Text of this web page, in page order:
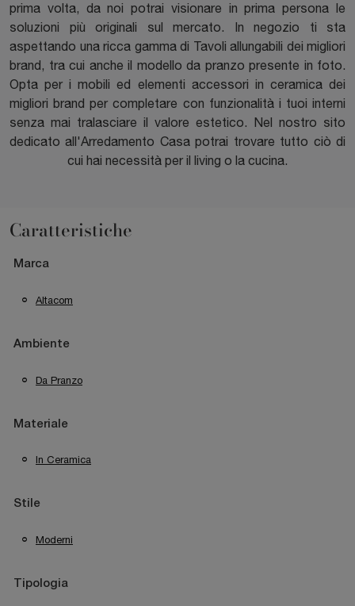
prima volta, da noi potrai visionare in prima persona le
soluzioni più originali sul mercato. In negozio ti sta
aspettando una ricca gamma di Tavoli allungabili dei migliori
brand, tra cui anche il modello da pranzo presente in foto.
Opta per i mobili ed elementi accessori in ceramica dei
migliori brand per completare con funzionalità i tuoi interni
senza mai tralasciare il valore estetico. Nel nostro sito
dedicato all'Arredamento Casa potrai trovare tutto ciò di
cui hai necessità per il living o la cucina.
Caratteristiche
Marca
Altacom
Ambiente
Da Pranzo
Materiale
In Ceramica
Stile
Moderni
Tipologia